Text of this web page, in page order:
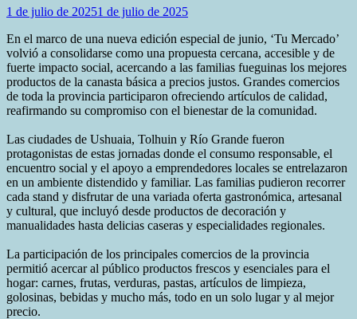
1 de julio de 20251 de julio de 2025
En el marco de una nueva edición especial de junio, ‘Tu Mercado’
volvió a consolidarse como una propuesta cercana, accesible y de
fuerte impacto social, acercando a las familias fueguinas los mejores
productos de la canasta básica a precios justos. Grandes comercios
de toda la provincia participaron ofreciendo artículos de calidad,
reafirmando su compromiso con el bienestar de la comunidad.
Las ciudades de Ushuaia, Tolhuin y Río Grande fueron
protagonistas de estas jornadas donde el consumo responsable, el
encuentro social y el apoyo a emprendedores locales se entrelazaron
en un ambiente distendido y familiar. Las familias pudieron recorrer
cada stand y disfrutar de una variada oferta gastronómica, artesanal
y cultural, que incluyó desde productos de decoración y
manualidades hasta delicias caseras y especialidades regionales.
La participación de los principales comercios de la provincia
permitió acercar al público productos frescos y esenciales para el
hogar: carnes, frutas, verduras, pastas, artículos de limpieza,
golosinas, bebidas y mucho más, todo en un solo lugar y al mejor
precio.